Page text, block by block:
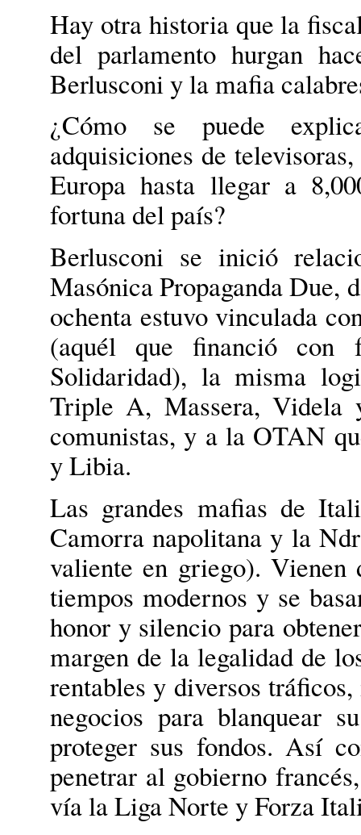
Hay otra historia que la
del parlamento hurgan
Berlusconi y la mafia
¿Cómo se puede
adquisiciones de
Europa hasta llegar a
fortuna del país?
Berlusconi se inició
Masónica Propaganda Due,
ochenta estuvo vinculada
(aquél que financió
Solidaridad), la misma
Triple A, Massera, Videla
comunistas, y a la OTAN
y Libia.
Las grandes mafias de
Camorra napolitana y la
valiente en griego).
tiempos modernos y se
honor y silencio para
margen de la legalidad de
rentables y diversos
negocios para
proteger sus fondos. Así
penetrar al gobierno
vía la Liga Norte y Forza